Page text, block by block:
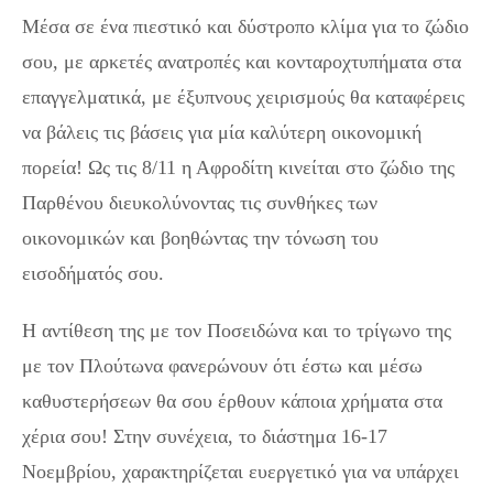
Μέσα σε ένα πιεστικό και δύστροπο κλίμα για το ζώδιο
σου, με αρκετές ανατροπές και κονταροχτυπήματα στα
επαγγελματικά, με έξυπνους χειρισμούς θα καταφέρεις
να βάλεις τις βάσεις για μία καλύτερη οικονομική
πορεία! Ως τις 8/11 η Αφροδίτη κινείται στο ζώδιο της
Παρθένου διευκολύνοντας τις συνθήκες των
οικονομικών και βοηθώντας την τόνωση του
εισοδήματός σου.
Η αντίθεση της με τον Ποσειδώνα και το τρίγωνο της
με τον Πλούτωνα φανερώνουν ότι έστω και μέσω
καθυστερήσεων θα σου έρθουν κάποια χρήματα στα
χέρια σου! Στην συνέχεια, το διάστημα 16-17
Νοεμβρίου, χαρακτηρίζεται ευεργετικό για να υπάρχει